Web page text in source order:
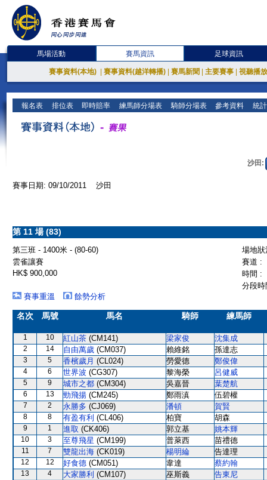
馬場活動 賽馬資訊 足球資訊
賽事資料(本地) 賽事資料(越洋轉播) 賽馬新聞 主要賽事 視聽播
報名表 排位表 即時賠率 練馬師分場表 騎師分場表 參考資料 統
沙田:
賽事日期: 09/10/2011 沙田
第 11 場 (83)
第三班 - 1400米 - (80-60)
場地
雲雀讓賽
賽道 :
HK$ 900,000
時間 :
分段
賽事重溫
餘勢分析
名次 馬號 馬名 騎師 練馬師
1 10 紅山茶 (CM141) 梁家俊 沈集成
2 14 自由萬歲 (CM037) 賴維銘 孫達志
3 5 香檳歲月 (CL024) 勞愛德 鄭俊偉
4 6 世界波 (CG307) 黎海榮 呂健威
5 9 城市之都 (CM304) 吳嘉晉 葉楚航
6 13 勁飛揚 (CM245) 鄭雨滇 伍碧權
7 2 永勝多 (CJ069) 潘頓 賀賢
8 8 有盈有利 (CL406) 柏寶 胡森
9 1 進取 (CK406) 郭立基 姚本輝
10 3 至尊飛星 (CM199) 普萊西 苗禮德
11 7 雙龍出海 (CK019) 楊明綸 告達理
12 12 好食德 (CM051) 韋達 蔡約翰
13 4 大家勝利 (CM107) 巫斯義 告東尼